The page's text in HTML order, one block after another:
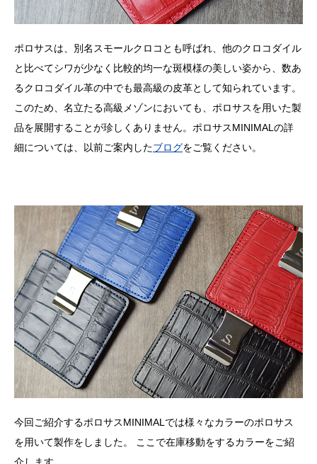
ポロサスは、別名スモールクロコとも呼ばれ、他のクロコダイル
と比べてシワが少なく比較的均一な斑模様の美しい姿から、数あ
るクロコダイル革の中でも最高級の皮革として知られています。
このため、名立たる高級メゾンにおいても、ポロサスを用いた製
品を展開することが珍しくありません。ポロサスMINIMALの詳
細については、以前ご案内したブログをご覧ください。
今回ご紹介するポロサスMINIMALでは様々なカラーのポロサス
を用いて製作をしました。 ここで在庫移動をするカラーをご紹